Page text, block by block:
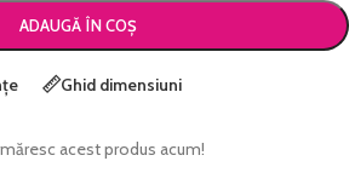
ADAUGĂ ÎN COȘ
Ghid dimensiuni
acest produs acum!